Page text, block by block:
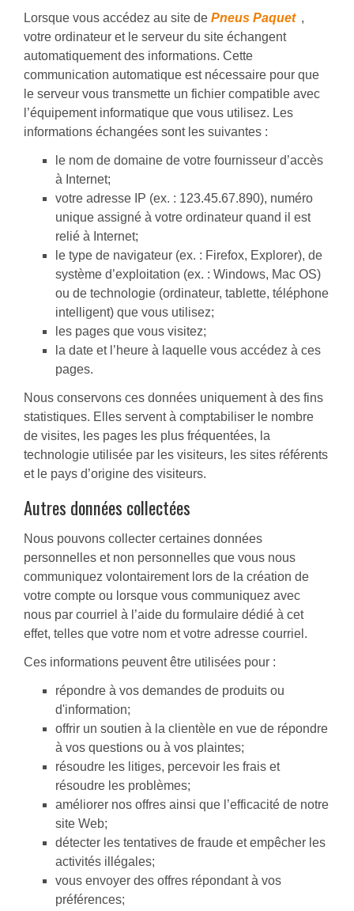
Lorsque vous accédez au site de Pneus Paquet ,
votre ordinateur et le serveur du site échangent
automatiquement des informations. Cette
communication automatique est nécessaire pour que
le serveur vous transmette un fichier compatible avec
l’équipement informatique que vous utilisez. Les
informations échangées sont les suivantes :
le nom de domaine de votre fournisseur d’accès
à Internet;
votre adresse IP (ex. : 123.45.67.890), numéro
unique assigné à votre ordinateur quand il est
relié à Internet;
le type de navigateur (ex. : Firefox, Explorer), de
système d’exploitation (ex. : Windows, Mac OS)
ou de technologie (ordinateur, tablette, téléphone
intelligent) que vous utilisez;
les pages que vous visitez;
la date et l’heure à laquelle vous accédez à ces
pages.
Nous conservons ces données uniquement à des fins
statistiques. Elles servent à comptabiliser le nombre
de visites, les pages les plus fréquentées, la
technologie utilisée par les visiteurs, les sites référents
et le pays d’origine des visiteurs.
Autres données collectées
Nous pouvons collecter certaines données
personnelles et non personnelles que vous nous
communiquez volontairement lors de la création de
votre compte ou lorsque vous communiquez avec
nous par courriel à l’aide du formulaire dédié à cet
effet, telles que votre nom et votre adresse courriel.
Ces informations peuvent être utilisées pour :
répondre à vos demandes de produits ou
d'information;
offrir un soutien à la clientèle en vue de répondre
à vos questions ou à vos plaintes;
résoudre les litiges, percevoir les frais et
résoudre les problèmes;
améliorer nos offres ainsi que l’efficacité de notre
site Web;
détecter les tentatives de fraude et empêcher les
activités illégales;
vous envoyer des offres répondant à vos
préférences;